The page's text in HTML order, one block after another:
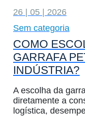
26 | 05 | 2026
Sem categoria
COMO
GARRAFA
INDÚSTRIA?
A escolha da
diretamente a
logística,